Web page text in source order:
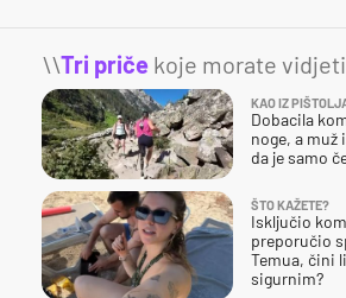
\\Tri priče koje morate vidjeti
KAO IZ
Dobacila
noge, a muž
da je samo
ŠTO KAŽETE?
Isključio
preporučio
Temua, čini
sigurnim?